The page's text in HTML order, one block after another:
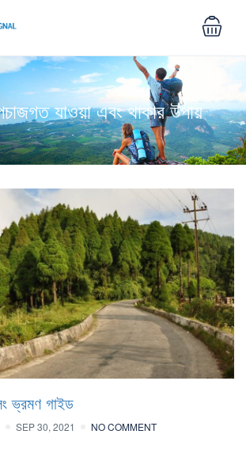
যাওয়া এবং থাকার উপায়
ভ্রমণ গাইড
SEP 30, 2021 NO COMMENT